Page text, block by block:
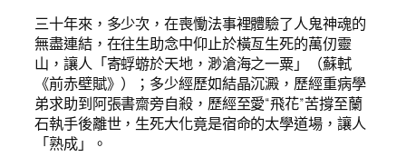
三十年來，多少次，在喪慟法事裡體驗了人鬼神魂的
無盡連結，在往生助念中仰止於橫亙生死的萬仞靈
山，讓人「寄蜉蝣於天地，渺滄海之一粟」（蘇軾
《前赤壁賦》）；多少經歷如結晶沉澱，歷經重病學
弟求助到阿張書齋旁自殺，歷經至愛“飛花”苦撐至蘭
石執手後離世，生死大化竟是宿命的太學道場，讓人
「熟成」。